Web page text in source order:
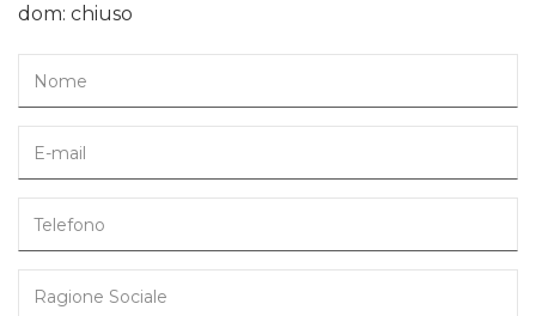
dom: chiuso